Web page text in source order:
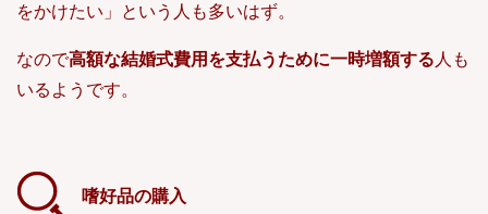
をかけたい」という人も多いはず。
なので高額な結婚式費用を支払うために一時増額する 人も
いるようです。
嗜好品の購入